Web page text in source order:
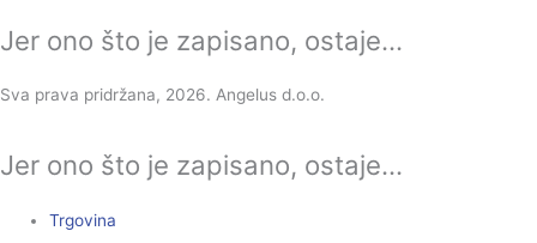
Jer ono što je zapisano, ostaje...
Sva prava pridržana, 2026. Angelus d.o.o.
Jer ono što je zapisano, ostaje...
Trgovina